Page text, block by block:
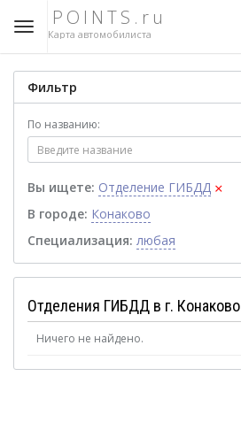
POINTS.ru
Карта автомобилиста
Фильтр
По названию:
Вы ищете: Отделение ГИБДД ×
В городе: Конаково
Специализация: любая
Отделения ГИБДД в г. Конаково
Ничего не найдено.